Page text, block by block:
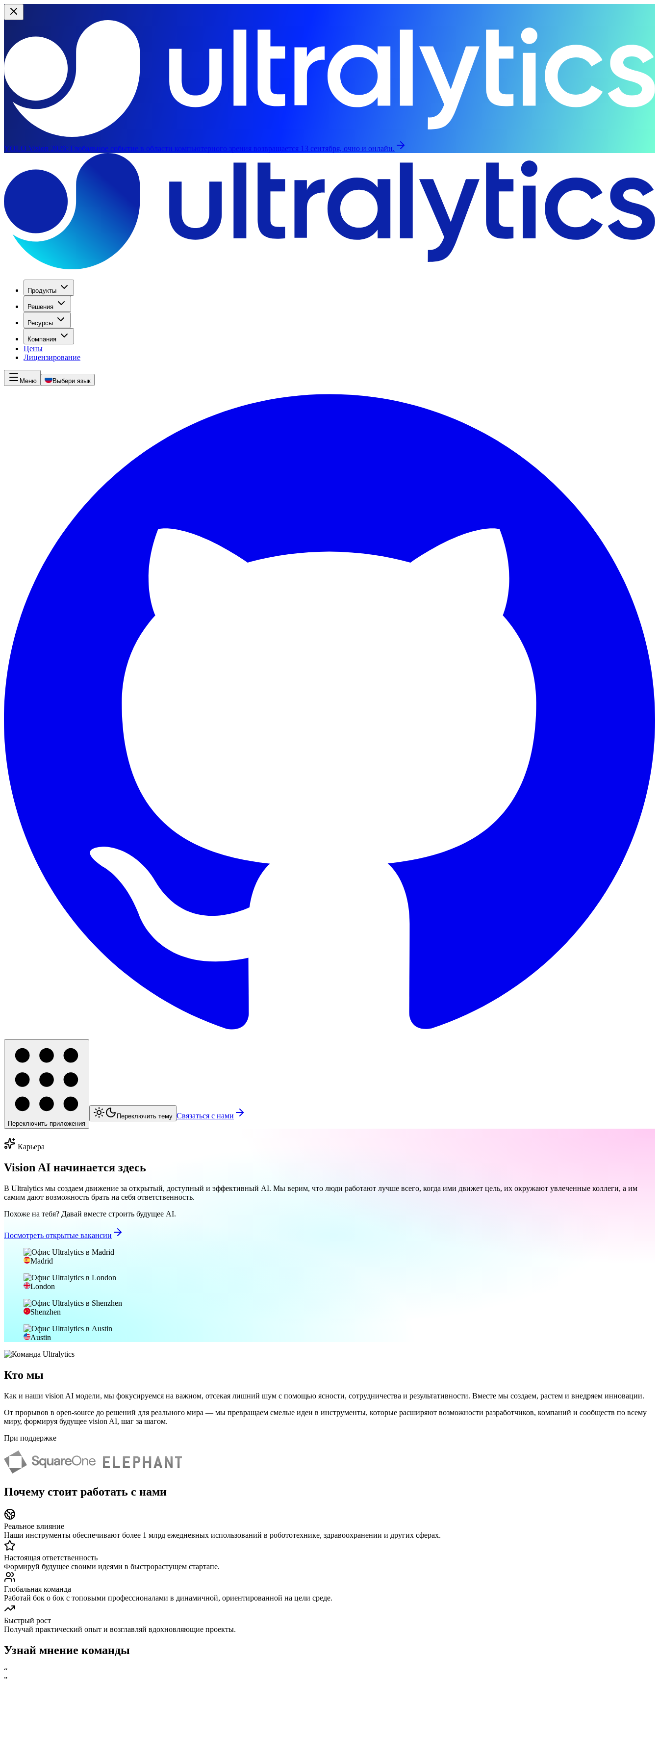
YOLO Vision 2026: Глобальное событие в области компьютерного зрения возвращается 13 сентября, очно и онлайн.
Продукты
Решения
Ресурсы
Компания
Цены
Лицензирование
Меню Выбери язык
Переключить приложения
Переключить тему Связаться с нами
Карьера
Vision AI начинается здесь
В Ultralytics мы создаем движение за открытый, доступный и эффективный AI. Мы верим, что люди работают лучше всего, когда ими движет цель, их окружают увлеченные коллеги, а им
самим дают возможность брать на себя ответственность.
Похоже на тебя? Давай вместе строить будущее AI.
Посмотреть открытые вакансии
Madrid
London
Shenzhen
Austin
Кто мы
Как и наши vision AI модели, мы фокусируемся на важном, отсекая лишний шум с помощью ясности, сотрудничества и результативности. Вместе мы создаем, растем и внедряем инновации.
От прорывов в open-source до решений для реального мира — мы превращаем смелые идеи в инструменты, которые расширяют возможности разработчиков, компаний и сообществ по всему
миру, формируя будущее vision AI, шаг за шагом.
При поддержке
Почему стоит работать с нами
Реальное влияние
Наши инструменты обеспечивают более 1 млрд ежедневных использований в робототехнике, здравоохранении и других сферах.
Настоящая ответственность
Формируй будущее своими идеями в быстрорастущем стартапе.
Глобальная команда
Работай бок о бок с топовыми профессионалами в динамичной, ориентированной на цели среде.
Быстрый рост
Получай практический опыт и возглавляй вдохновляющие проекты.
Узнай мнение команды
“
”